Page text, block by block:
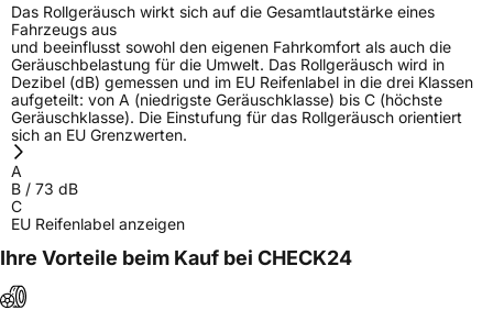
Das Rollgeräusch wirkt sich auf die Gesamtlautstärke eines
Fahrzeugs aus
und beeinflusst sowohl den eigenen Fahrkomfort als auch die
Geräuschbelastung für die Umwelt. Das Rollgeräusch wird in
Dezibel (dB) gemessen und im EU Reifenlabel in die drei Klassen
aufgeteilt: von A (niedrigste Geräuschklasse) bis C (höchste
Geräuschklasse). Die Einstufung für das Rollgeräusch orientiert
sich an EU Grenzwerten.
A
B / 73 dB
C
EU Reifenlabel anzeigen
Ihre Vorteile beim Kauf bei CHECK24